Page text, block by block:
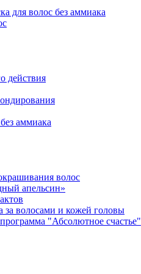
для волос без аммиака
действия
аммиака
волос
апельсин»
за волосами и кожей головы
"Абсолютное счастье"